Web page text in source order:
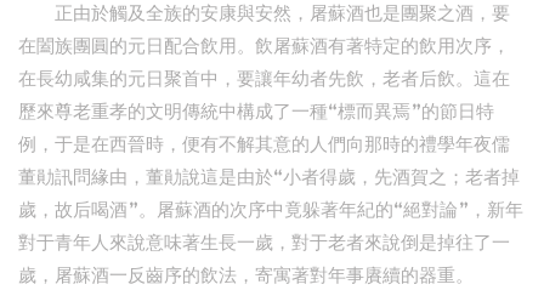
正由於觸及全族的安康與安然，屠蘇酒也是團聚之酒，要
在闔族團圓的元日配合飲用。飲屠蘇酒有著特定的飲用次序，
在長幼咸集的元日聚首中，要讓年幼者先飲，老者后飲。這在
歷來尊老重孝的文明傳統中構成了一種“標而異焉”的節日特
例，于是在西晉時，便有不解其意的人們向那時的禮學年夜儒
董勛訊問緣由，董勛說這是由於“小者得歲，先酒賀之；老者掉
歲，故后喝酒”。屠蘇酒的次序中竟躲著年紀的“絕對論”，新年
對于青年人來說意味著生長一歲，對于老者來說倒是掉往了一
歲，屠蘇酒一反齒序的飲法，寄寓著對年事賡續的器重。